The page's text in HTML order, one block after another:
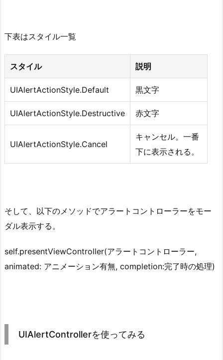
下表はスタイル一覧
スタイル 説明
UIAlertActionStyle.Default 黒文字
UIAlertActionStyle.Destructive 赤文字
UIAlertActionStyle.Cancel
キャンセル。一番
下に表示される。
そして、以下のメソッドでアラートコントローラーをモー
ダル表示する。
self.presentViewController(アラートコントローラー,
animated: アニメーション有無, completion:完了時の処理)
UIAlertControllerを使ってみる